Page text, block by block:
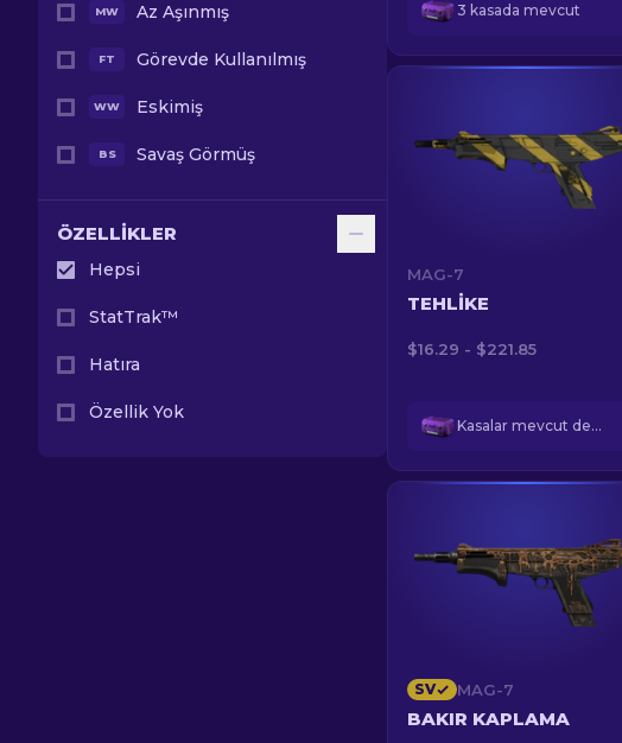
MW Az Aşınmış
FT Görevde Kullanılmış
WW Eskimiş
BS Savaş Görmüş
ÖZELLIKLER
Hepsi
StatTrak™
Hatıra
Özellik Yok
3 kasada mevcut
MAG-7
TEHLIKE
$16.29 - $221.85
Kasalar mevcut değil
SV MAG-7
BAKIR KAPLAMA